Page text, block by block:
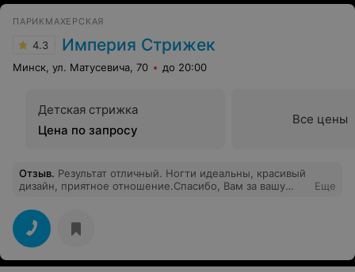
ПАРИКМАХЕРСКАЯ
4.3 Империя Стрижек
Минск, ул. Матусевича, 70 до 20:00
Детская стрижка
Цена по запросу
Все цены
Отзыв. Результат отличный. Ногти идеальны, красивый
дизайн, приятное отношение.Спасибо, Вам за вашу
Еще